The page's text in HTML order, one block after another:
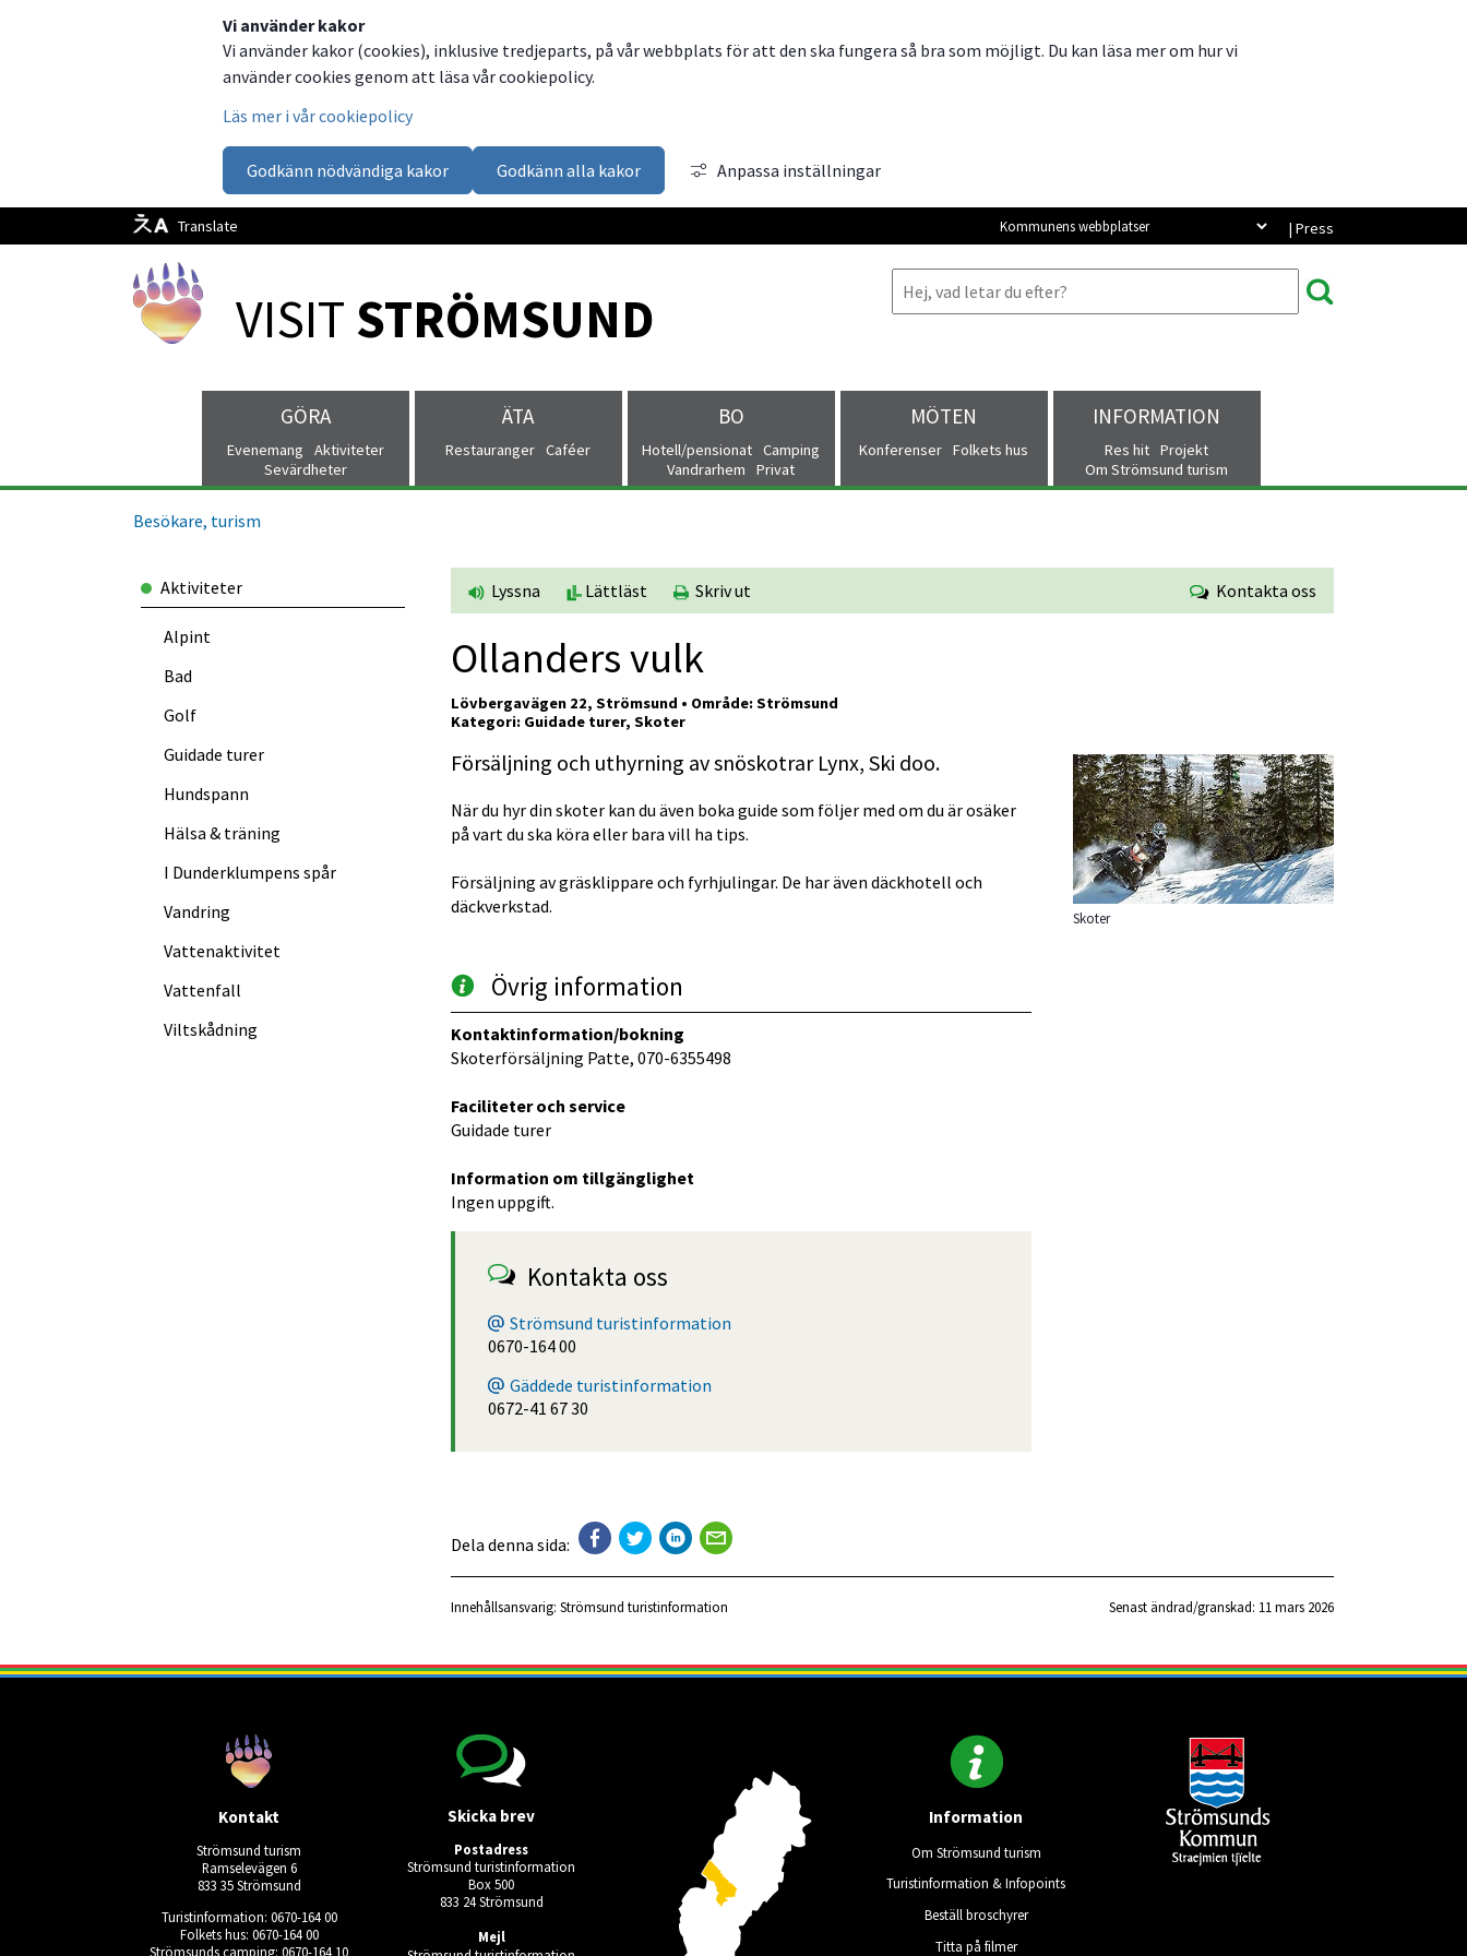
Vi använder kakor
Vi använder kakor (cookies), inklusive tredjeparts, på vår webbplats för att den ska fungera så bra som möjligt. Du kan läsa mer om hur vi
använder cookies genom att läsa vår cookiepolicy.
Läs mer i vår cookiepolicy
Godkänn nödvändiga kakor Godkänn alla kakor Anpassa inställningar
Translate | Press
Kommunens webbplatser
VISIT STRÖMSUND
GÖRA
Evenemang
Aktiviteter
Sevärdheter
ÄTA
Restauranger Caféer
BO
Hotell/pensionat Camping
Vandrarhem
Privat
MÖTEN
Konferenser Folkets hus
INFORMATION
Res hit Projekt
Om Strömsund turism
Besökare, turism
Lyssna Lättläst Skriv ut Kontakta oss
Ollanders vulk
Lövbergavägen 22, Strömsund • Område: Strömsund
Kategori: Guidade turer, Skoter
Försäljning och uthyrning av snöskotrar Lynx, Ski doo.
När du hyr din skoter kan du även boka guide som följer med om du är osäker
på vart du ska köra eller bara vill ha tips.
Försäljning av gräsklippare och fyrhjulingar. De har även däckhotell och
däckverkstad.
Övrig information
Kontaktinformation/bokning
Skoterförsäljning Patte, 070-6355498
Faciliteter och service
Guidade turer
Information om tillgänglighet
Ingen uppgift.
Förstora bilden
Skoter
Kontakta oss
Strömsund turistinformation
0670-164 00
Gäddede turistinformation
0672-41 67 30
Dela denna sida:
Innehållsansvarig: Strömsund turistinformation Senast ändrad/granskad: 11 mars 2026
Aktiviteter
Alpint
Bad
Golf
Guidade turer
Hundspann
Hälsa & träning
I Dunder­klumpens spår
Vandring
Vattenaktivitet
Vattenfall
Viltskådning
Kontakt
Strömsund turism
Ramselevägen 6
833 35 Strömsund
Turistinformation: 0670-164 00
Folkets hus: 0670-164 00
Strömsunds camping: 0670-164 10
Skicka brev
Postadress
Strömsund turistinformation
Box 500
833 24 Strömsund
Mejl
Information
Om Strömsund turism
Turistinformation & Infopoints
Beställ broschyrer
Titta på filmer